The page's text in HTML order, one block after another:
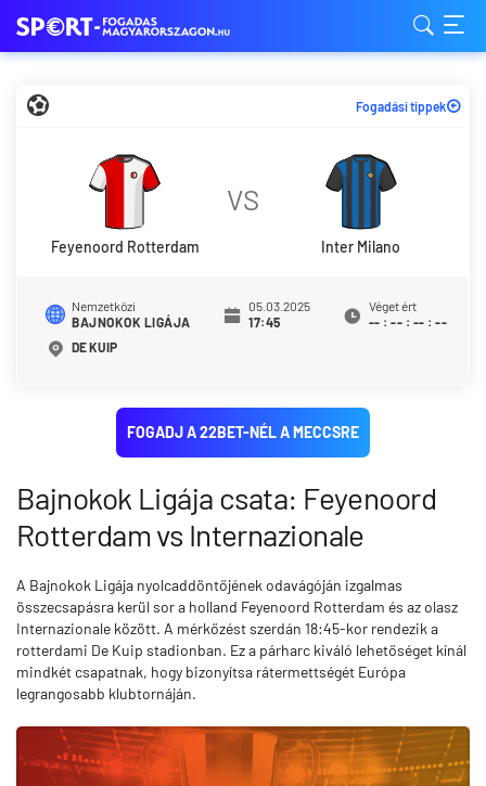
Fogadási tippek
Feyenoord Rotterdam
VS
Inter Milano
Nemzetközi
BAJNOKOK LIGÁJA
05.03.2025
17:45
Véget ért
-- : -- : -- : --
DE KUIP
FOGADJ A 22BET-NÉL A MECCSRE
Bajnokok Ligája csata: Feyenoord
Rotterdam vs Internazionale
A Bajnokok Ligája nyolcaddöntőjének odavágóján izgalmas
összecsapásra kerül sor a holland Feyenoord Rotterdam és az olasz
Internazionale között. A mérkőzést szerdán 18:45-kor rendezik a
rotterdami De Kuip stadionban. Ez a párharc kiváló lehetőséget kínál
mindkét csapatnak, hogy bizonyítsa rátermettségét Európa
legrangosabb klubtornáján.